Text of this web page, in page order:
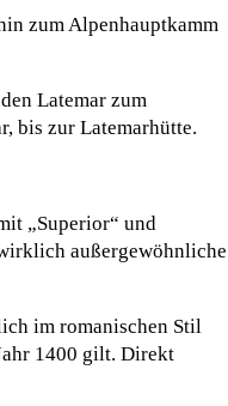
zum Alpenhauptkamm
Latemar zum
bis zur Latemarhütte.
„Superior“ und
außergewöhnliche
im romanischen Stil
1400 gilt. Direkt